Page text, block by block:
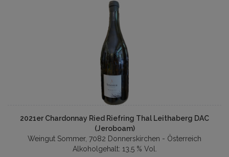
2021er Chardonnay Ried Riefring Thal Leithaberg DAC
(Jeroboam)
Weingut Sommer, 7082 Donnerskirchen - Österreich
Alkoholgehalt: 13,5 % Vol.